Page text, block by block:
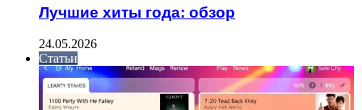
Лучшие хиты года: обзор
24.05.2026
Статьи